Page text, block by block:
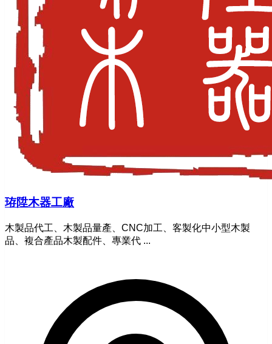
珔陞木器工廠
木製品代工、木製品量產、CNC加工、客製化中小型木製
品、複合產品木製配件、專業代 ...